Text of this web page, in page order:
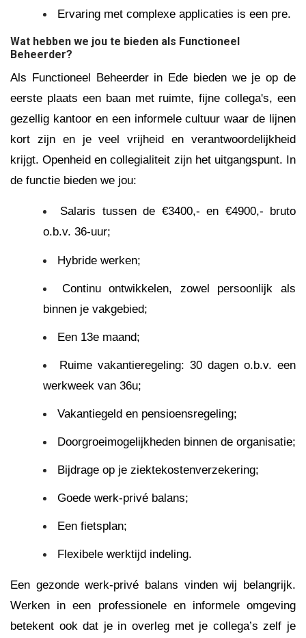
Ervaring met complexe applicaties is een pre.
Wat hebben we jou te bieden als Functioneel
Beheerder?
Als Functioneel Beheerder in Ede bieden we je op de
eerste plaats een baan met ruimte, fijne collega's, een
gezellig kantoor en een informele cultuur waar de lijnen
kort zijn en je veel vrijheid en verantwoordelijkheid
krijgt. Openheid en collegialiteit zijn het uitgangspunt. In
de functie bieden we jou:
Salaris tussen de €3400,- en €4900,- bruto
o.b.v. 36-uur;
Hybride werken;
Continu ontwikkelen, zowel persoonlijk als
binnen je vakgebied;
Een 13e maand;
Ruime vakantieregeling: 30 dagen o.b.v. een
werkweek van 36u;
Vakantiegeld en pensioensregeling;
Doorgroeimogelijkheden binnen de organisatie;
Bijdrage op je ziektekostenverzekering;
Goede werk-privé balans;
Een fietsplan;
Flexibele werktijd indeling.
Een gezonde werk-privé balans vinden wij belangrijk.
Werken in een professionele en informele omgeving
betekent ook dat je in overleg met je collega’s zelf je